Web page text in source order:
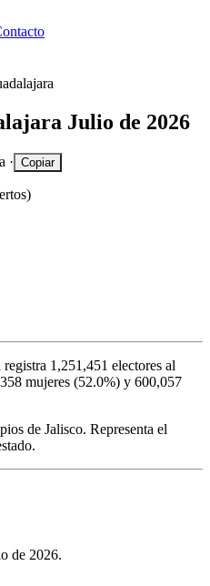
Julio de 2026
· Copiar
registra 1,251,451 electores al
mujeres (52.0%) y 600,057
de Jalisco. Representa el
de 2026.